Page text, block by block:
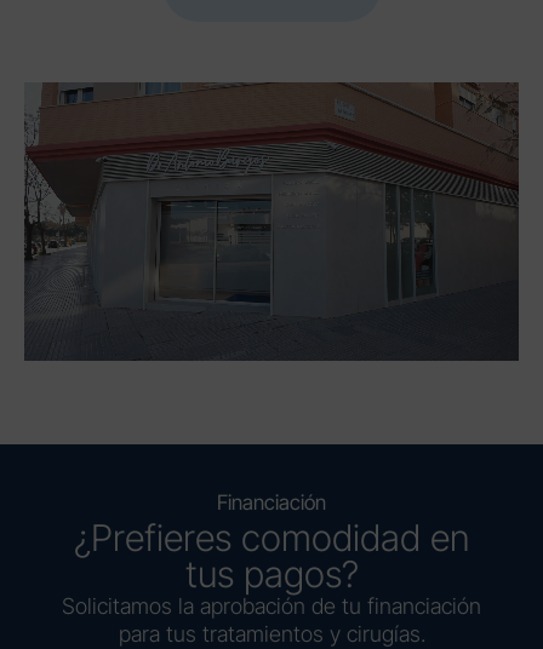
Financiación
¿Prefieres comodidad en
tus pagos?
Solicitamos la aprobación de tu financiación
para tus tratamientos y cirugías.